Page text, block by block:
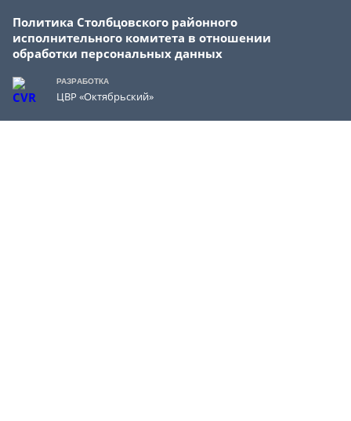
Политика Столбцовского районного
исполнительного комитета в отношении
обработки персональных данных
РАЗРАБОТКА
ЦВР «Октябрьский»